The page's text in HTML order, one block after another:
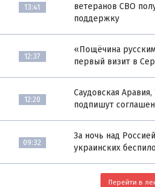
13:41
ветеранов СВО
поддержку
12:37
«Пощёчина
первый визит в
12:20
Саудовская
подпишут
09:32
За ночь над
украинских
Перейти в